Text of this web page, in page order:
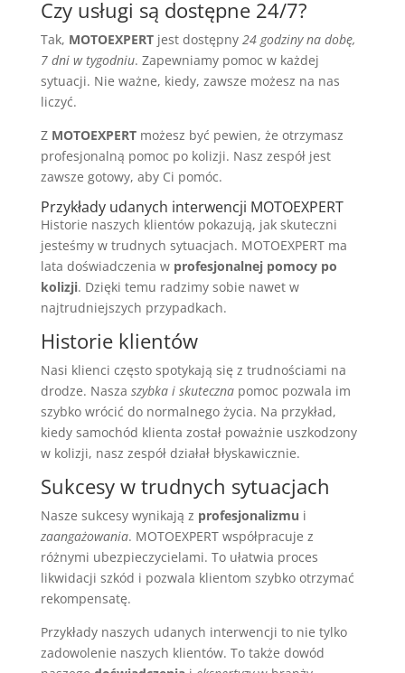
Czy usługi są dostępne 24/7?
Tak, MOTOEXPERTjest dostępny 24 godziny na dobę,
7 dni w tygodniu. Zapewniamy pomoc w każdej
sytuacji. Nie ważne, kiedy, zawsze możesz na nas
liczyć.
Z MOTOEXPERTmożesz być pewien, że otrzymasz
profesjonalną pomoc po kolizji. Nasz zespół jest
zawsze gotowy, aby Ci pomóc.
Przykłady udanych interwencji MOTOEXPERT
Historie naszych klientów pokazują, jak skuteczni
jesteśmy w trudnych sytuacjach. MOTOEXPERT ma
lata doświadczenia w profesjonalnej pomocy po
kolizji. Dzięki temu radzimy sobie nawet w
najtrudniejszych przypadkach.
Historie klientów
Nasi klienci często spotykają się z trudnościami na
drodze. Nasza szybka i skutecznapomoc pozwala im
szybko wrócić do normalnego życia. Na przykład,
kiedy samochód klienta został poważnie uszkodzony
w kolizji, nasz zespół działał błyskawicznie.
Sukcesy w trudnych sytuacjach
Nasze sukcesy wynikają z profesjonalizmu i
zaangażowania. MOTOEXPERT współpracuje z
różnymi ubezpieczycielami. To ułatwia proces
likwidacji szkód i pozwala klientom szybko otrzymać
rekompensatę.
Przykłady naszych udanych interwencji to nie tylko
zadowolenie naszych klientów. To także dowód